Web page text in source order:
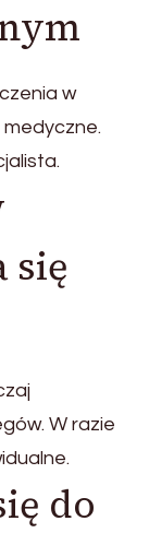
w
się
W razie
do